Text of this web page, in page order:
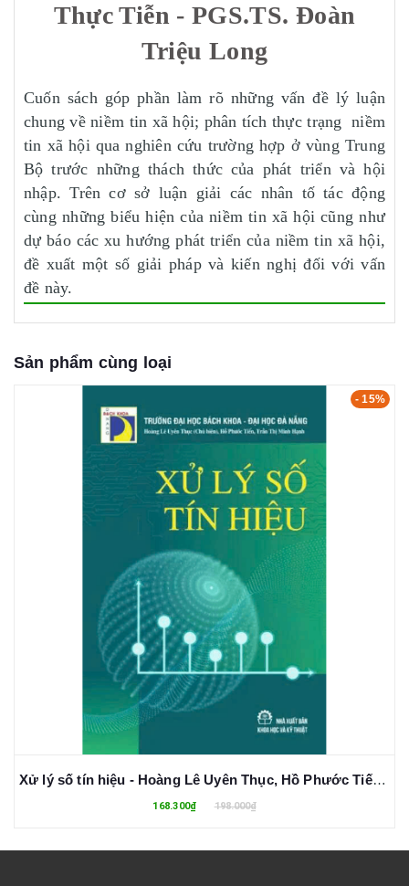
Thực Tiễn - PGS.TS. Đoàn
Triệu Long
Cuốn sách góp phần làm rõ những vấn đề lý luận
chung về niềm tin xã hội; phân tích thực trạng niềm
tin xã hội qua nghiên cứu trường hợp ở vùng Trung
Bộ trước những thách thức của phát triển và hội
nhập. Trên cơ sở luận giải các nhân tố tác động
cùng những biểu hiện của niềm tin xã hội cũng như
dự báo các xu hướng phát triển của niềm tin xã hội,
đề xuất một số giải pháp và kiến nghị đối với vấn
đề này.
Sản phẩm cùng loại
- 15%
Xử lý số tín hiệu - Hoàng Lê Uyên Thục, Hồ Phước Tiến, Trần Thị Minh Hạnh
168.300₫ 198.000₫